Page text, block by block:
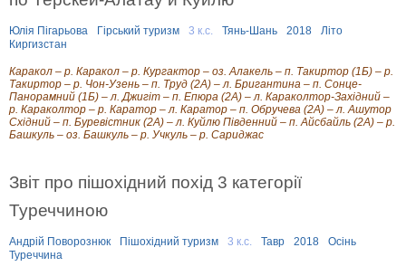
Юлія Пігарьова Гірський туризм 3 к.с. Тянь-Шань 2018
Літо
Киргизстан
Каракол – р. Каракол – р. Кургактор – оз. Алакель – п. Такиртор (1Б) – р.
Такиртор – р. Чон-Узень – п. Труд (2А) – л. Бригантина – п. Сонце-
Панорамний (1Б) – л. Джигіт – п. Епюра (2А) – л. Караколтор-Західний –
р. Караколтор – р. Каратор – л. Каратор – п. Обручева (2А) – л. Ашутор
Східний – п. Буревістник (2А) – л. Куйлю Південний – п. Айсбайль (2А) – р.
Башкуль – оз. Башкуль – р. Учкуль – р. Сариджас
Звіт про пішохідний похід 3 категорії
Туреччиною
Андрій Поворознюк Пішохідний туризм 3 к.с. Тавр 2018
Осінь
Туреччина